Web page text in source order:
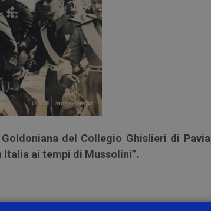
del Collegio Ghislieri di Pavia
Italia ai tempi di Mussolini”.